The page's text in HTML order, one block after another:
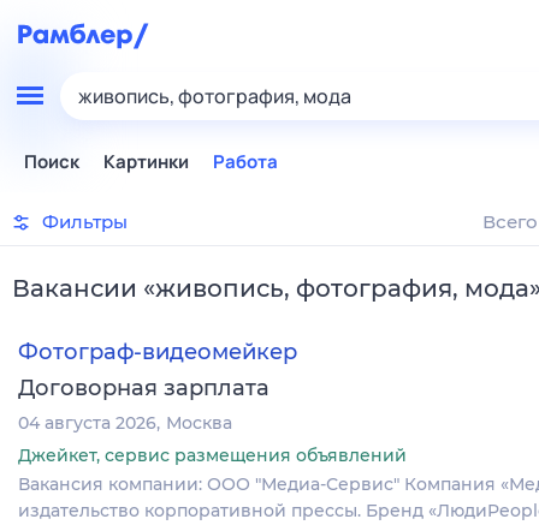
живопись, фотография, мода
Поиск Картинки Работа
Фильтры
Вакансии «живопись, фотография, мода
Фотограф-видеомейкер
Договорная зарплата
04 августа 2026 Москва
Джейкет, сервис размещения объявлений
Вакансия компании: ООО "Медиа-Сервис" Компания
издательство корпоративной прессы. Бренд